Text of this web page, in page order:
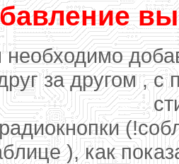
за другом ,
), как